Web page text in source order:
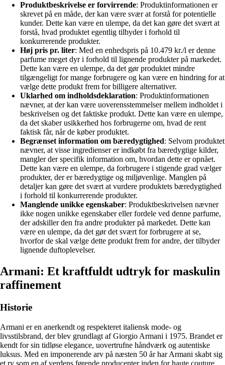
Produktbeskrivelse er forvirrende: Produktinformationen er
skrevet på en måde, der kan være svær at forstå for potentielle
kunder. Dette kan være en ulempe, da det kan gøre det svært at
forstå, hvad produktet egentlig tilbyder i forhold til
konkurrerende produkter.
Høj pris pr. liter: Med en enhedspris på 10.479 kr./l er denne
parfume meget dyr i forhold til lignende produkter på markedet.
Dette kan være en ulempe, da det gør produktet mindre
tilgængeligt for mange forbrugere og kan være en hindring for at
vælge dette produkt frem for billigere alternativer.
Uklarhed om indholdsdeklaration: Produktinformationen
nævner, at der kan være uoverensstemmelser mellem indholdet i
beskrivelsen og det faktiske produkt. Dette kan være en ulempe,
da det skaber usikkerhed hos forbrugerne om, hvad de rent
faktisk får, når de køber produktet.
Begrænset information om bæredygtighed: Selvom produktet
nævner, at visse ingredienser er indkøbt fra bæredygtige kilder,
mangler der specifik information om, hvordan dette er opnået.
Dette kan være en ulempe, da forbrugere i stigende grad vælger
produkter, der er bæredygtige og miljøvenlige. Manglen på
detaljer kan gøre det svært at vurdere produktets bæredygtighed
i forhold til konkurrerende produkter.
Manglende unikke egenskaber: Produktbeskrivelsen nævner
ikke nogen unikke egenskaber eller fordele ved denne parfume,
der adskiller den fra andre produkter på markedet. Dette kan
være en ulempe, da det gør det svært for forbrugere at se,
hvorfor de skal vælge dette produkt frem for andre, der tilbyder
lignende duftoplevelser.
Armani: Et kraftfuldt udtryk for maskulin
raffinement
Historie
Armani er en anerkendt og respekteret italiensk mode- og
livsstilsbrand, der blev grundlagt af Giorgio Armani i 1975. Brandet er
kendt for sin tidløse elegance, uovertrufne håndværk og autentiske
luksus. Med en imponerende arv på næsten 50 år har Armani skabt sig
et ry som en af verdens førende producenter inden for haute couture,